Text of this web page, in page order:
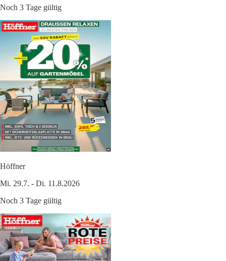
Noch 3 Tage gültig
Höffner
Mi. 29.7. - Di. 11.8.2026
Noch 3 Tage gültig